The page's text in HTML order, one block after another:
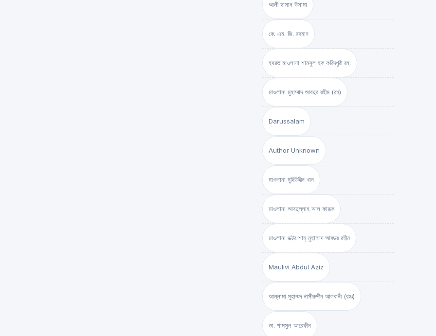
আলী হাসান উসামা
কে. এম. জি. রহমান
হযরত মাওলানা শামসুল হক ফরিদপুরী রহ.
মাওলানা মুহাম্মাদ আবদুর রহীম (রহ)
Darussalam
Author Unknown
মাওলানা মুহিউদ্দীন খান
মাওলানা আবদুল্লাহ আল ফারূক
মাওলানা ডক্টর শাহ্‌ মুহাম্মাদ আবদুর রহীম
Maulivi Abdul Aziz
আল্লামা মুহাম্মদ নাসীরুদ্দীন আলবানী (রহঃ)
ডা. শামসুল আরেফীন